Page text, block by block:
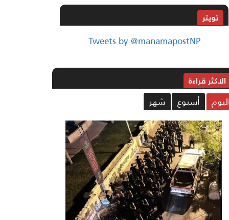
تويتر
Tweets by @manamapostNP
الاکثر قراءة
أسبوع شهر